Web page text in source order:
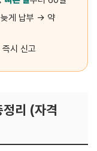
게 납부 → 약
즉시 신고
리 (자격